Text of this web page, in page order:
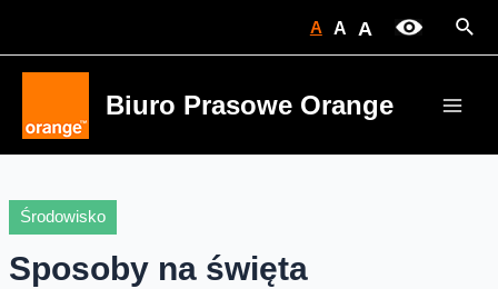
A A A
Biuro Prasowe Orange
Środowisko
Sposoby na święta